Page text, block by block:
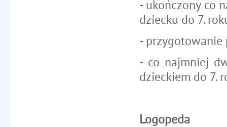
- ukończony co
dziecku do 7.
- przygotowanie
- co najmniej
dzieckiem do 7.
Logopeda